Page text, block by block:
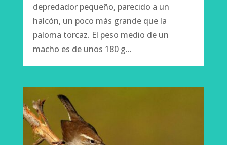
depredador pequeño, parecido a un
halcón, un poco más grande que la
paloma torcaz. El peso medio de un
macho es de unos 180 g...